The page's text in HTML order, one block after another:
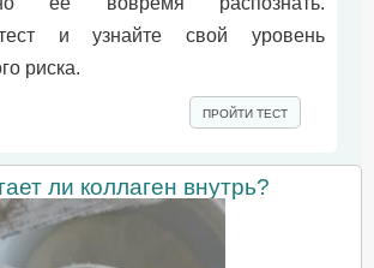
и узнайте свой уровень
риска.
ПРОЙТИ ТЕСТ
ли коллаген внутрь?